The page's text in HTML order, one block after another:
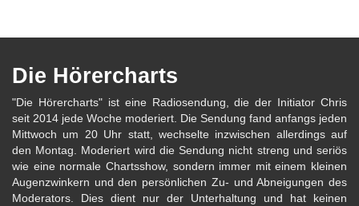
Die Hörercharts
"Die Hörercharts" ist eine Radiosendung, die der Initiator Chris
seit 2014 jede Woche moderiert. Die Sendung fand anfangs jeden
Mittwoch um 20 Uhr statt, wechselte inzwischen allerdings auf
den Montag. Moderiert wird die Sendung nicht streng und seriös
wie eine normale Chartsshow, sondern immer mit einem kleinen
Augenzwinkern und den persönlichen Zu- und Abneigungen des
Moderators. Dies dient nur der Unterhaltung und hat keinen